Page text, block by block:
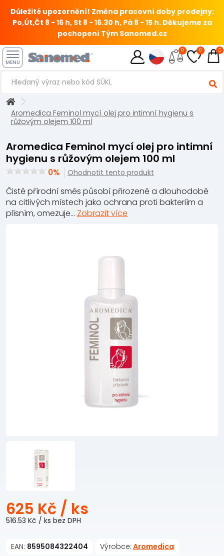
Důležité upozornění! Změna pracovní doby prodejny:
Po,Út,Čt 8 - 16 h, St 8 - 16.30 h, Pá 8 - 15 h. Děkujeme za
pochopení Tým Sanomed.cz
MENU
0 0 0
Aromedica Feminol mycí olej pro intimní hygienu s
růžovým olejem 100 ml
Aromedica Feminol mycí olej pro intimní
hygienu s růžovým olejem 100 ml
0% Ohodnotit tento produkt
Čistě přírodní směs působí přirozeně a dlouhodobě
na citlivých místech jako ochrana proti bakteriím a
plísním, omezuje... Zobrazit více
625 Kč / ks
516.53 Kč / ks bez DPH
EAN: 8595084322404 Výrobce: Aromedica